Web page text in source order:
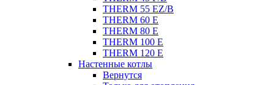
THERM 55 EZ/B
THERM 60 E
THERM 80 E
THERM 100 E
THERM 120 E
Настенные котлы
Вернутся